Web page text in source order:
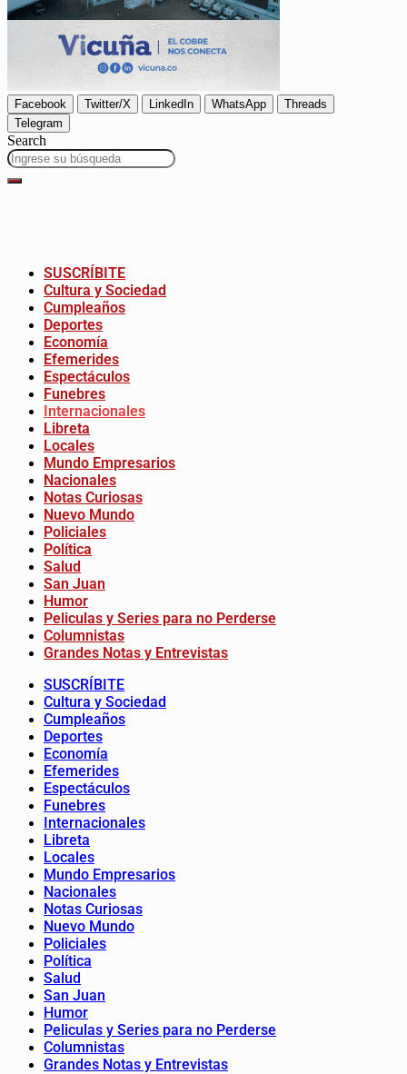
Facebook Twitter/X LinkedIn WhatsApp
Threads
Telegram
Search
SUSCRÍBITE
Cultura y Sociedad
Cumpleaños
Deportes
Economía
Efemerides
Espectáculos
Funebres
Internacionales
Libreta
Locales
Mundo Empresarios
Nacionales
Notas Curiosas
Nuevo Mundo
Policiales
Política
Salud
San Juan
Humor
Peliculas y Series para no Perderse
Columnistas
Grandes Notas y Entrevistas
SUSCRÍBITE
Cultura y Sociedad
Cumpleaños
Deportes
Economía
Efemerides
Espectáculos
Funebres
Internacionales
Libreta
Locales
Mundo Empresarios
Nacionales
Notas Curiosas
Nuevo Mundo
Policiales
Política
Salud
San Juan
Humor
Peliculas y Series para no Perderse
Columnistas
Grandes Notas y Entrevistas